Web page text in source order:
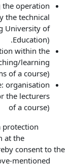
the operation
the technical
University of
Education).
within the
learning
of a course)
organisation
the lecturers
of a course)
protection
at the
consent to the
mentioned